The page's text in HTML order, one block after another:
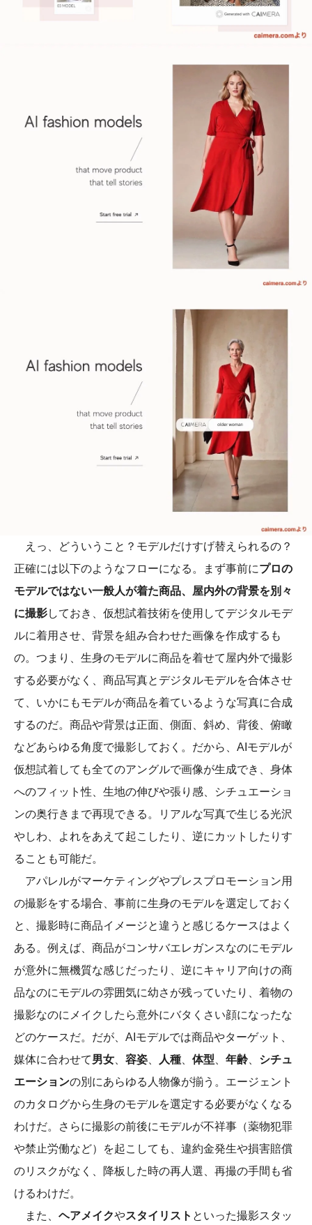
えっ、どういうこと？モデルだけすげ替えられるの？
正確には以下のようなフローになる。まず事前にプロの
モデルではない一般人が着た商品、屋内外の背景を別々
に撮影しておき、仮想試着技術を使用してデジタルモデ
ルに着用させ、背景を組み合わせた画像を作成するも
の。つまり、生身のモデルに商品を着せて屋内外で撮影
する必要がなく、商品写真とデジタルモデルを合体させ
て、いかにもモデルが商品を着ているような写真に合成
するのだ。商品や背景は正面、側面、斜め、背後、俯瞰
などあらゆる角度で撮影しておく。だから、AIモデルが
仮想試着しても全てのアングルで画像が生成でき、身体
へのフィット性、生地の伸びや張り感、シチュエーショ
ンの奥行きまで再現できる。リアルな写真で生じる光沢
やしわ、よれをあえて起こしたり、逆にカットしたりす
ることも可能だ。
アパレルがマーケティングやプレスプロモーション用
の撮影をする場合、事前に生身のモデルを選定しておく
と、撮影時に商品イメージと違うと感じるケースはよく
ある。例えば、商品がコンサバエレガンスなのにモデル
が意外に無機質な感じだったり、逆にキャリア向けの商
品なのにモデルの雰囲気に幼さが残っていたり、着物の
撮影なのにメイクしたら意外にバタくさい顔になったな
どのケースだ。だが、AIモデルでは商品やターゲット、
媒体に合わせて男女 容姿 人種 体型 年齢
シチュ
エーションの別にあらゆる人物像が揃う。エージェント
のカタログから生身のモデルを選定する必要がなくなる
わけだ。さらに撮影の前後にモデルが不祥事（薬物犯罪
や禁止労働など）を起こしても、違約金発生や損害賠償
のリスクがなく、降板した時の再人選、再撮の手間も省
けるわけだ。
また、 ヘアメイクやスタイリスト といった撮影スタッ